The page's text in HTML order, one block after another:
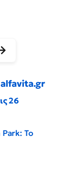
alfavita.gr
26
Park: Το